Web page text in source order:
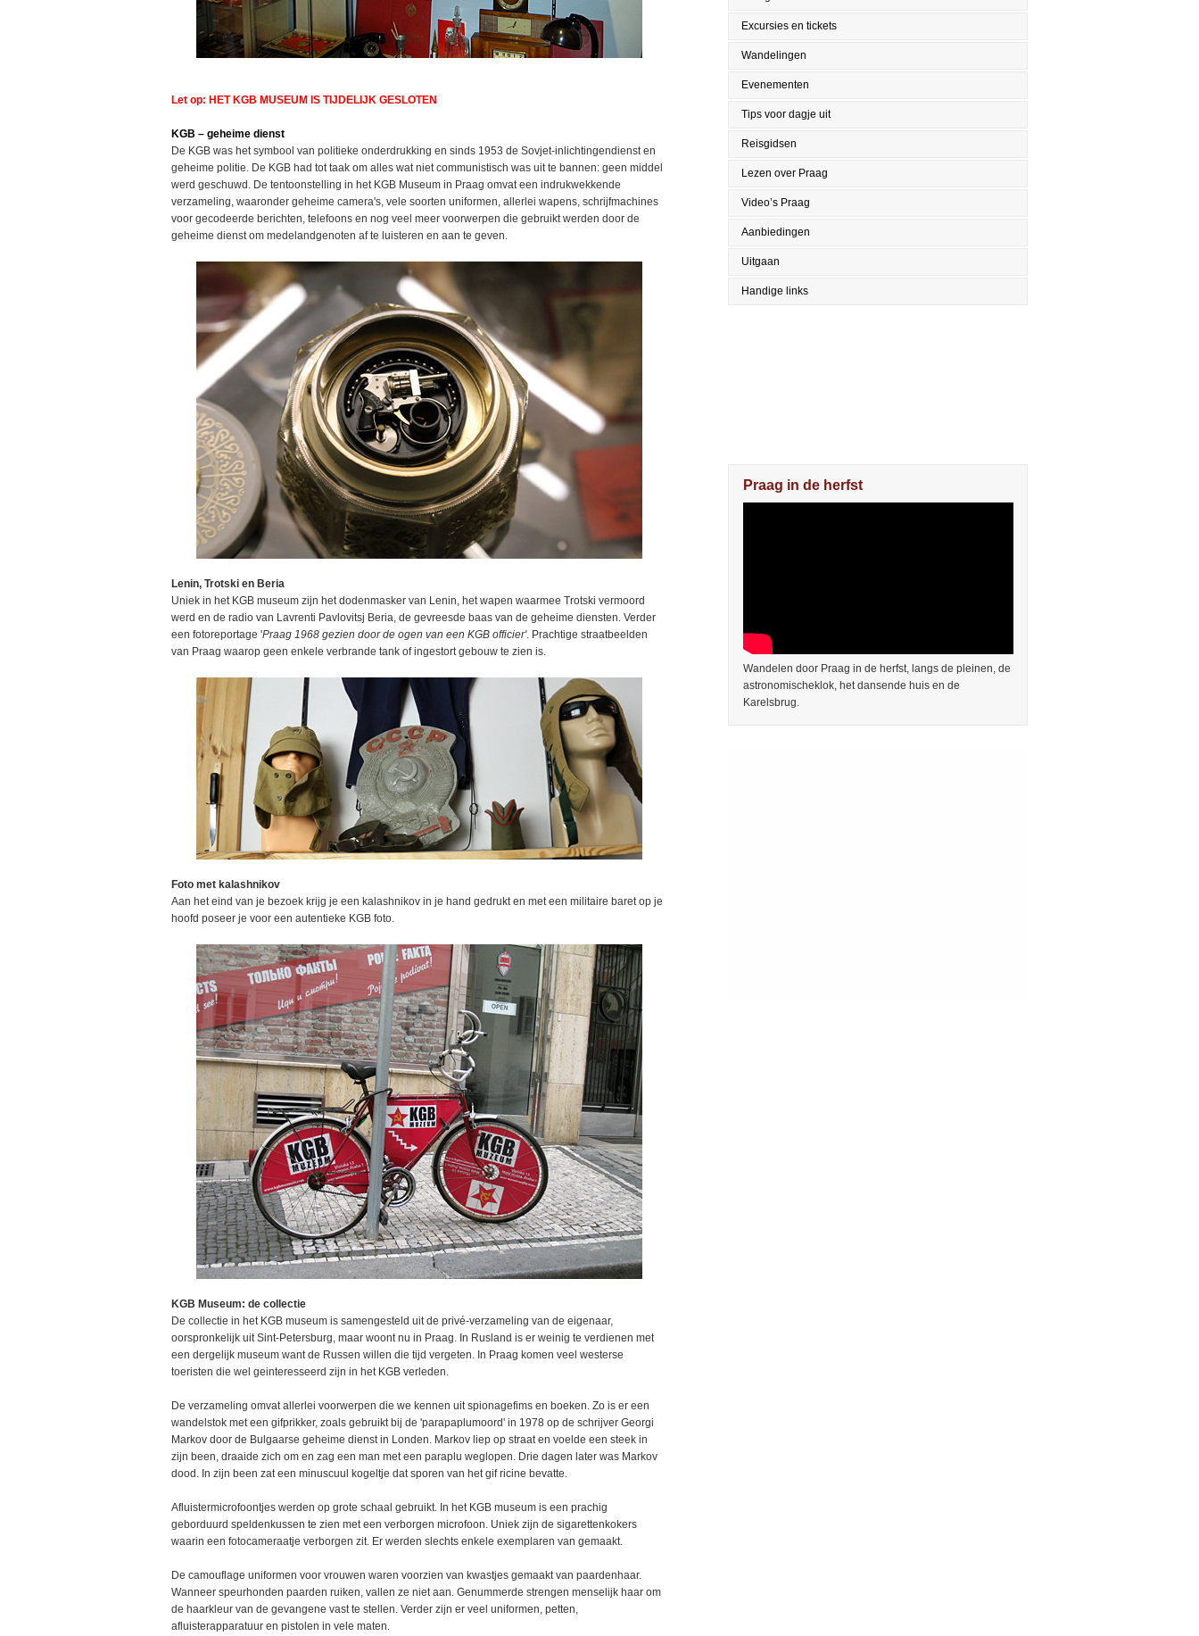
Let op: HET KGB MUSEUM IS TIJDELIJK GESLOTEN
KGB – geheime dienst
De KGB was het symbool van politieke onderdrukking en sinds 1953 de Sovjet-inlichtingendienst en
geheime politie. De KGB had tot taak om alles wat niet communistisch was uit te bannen: geen middel
werd geschuwd. De tentoonstelling in het KGB Museum in Praag omvat een indrukwekkende
verzameling, waaronder geheime camera's, vele soorten uniformen, allerlei wapens, schrijfmachines
voor gecodeerde berichten, telefoons en nog veel meer voorwerpen die gebruikt werden door de
geheime dienst om medelandgenoten af te luisteren en aan te geven.
Lenin, Trotski en Beria
Uniek in het KGB museum zijn het dodenmasker van Lenin, het wapen waarmee Trotski vermoord
werd en de radio van Lavrenti Pavlovitsj Beria, de gevreesde baas van de geheime diensten. Verder
een fotoreportage 'Praag 1968 gezien door de ogen van een KGB officier'. Prachtige straatbeelden
van Praag waarop geen enkele verbrande tank of ingestort gebouw te zien is.
Foto met kalashnikov
Aan het eind van je bezoek krijg je een kalashnikov in je hand gedrukt en met een militaire baret op je
hoofd poseer je voor een autentieke KGB foto.
KGB Museum: de collectie
De collectie in het KGB museum is samengesteld uit de privé-verzameling van de eigenaar,
oorspronkelijk uit Sint-Petersburg, maar woont nu in Praag. In Rusland is er weinig te verdienen met
een dergelijk museum want de Russen willen die tijd vergeten. In Praag komen veel westerse
toeristen die wel geinteresseerd zijn in het KGB verleden.
De verzameling omvat allerlei voorwerpen die we kennen uit spionagefims en boeken. Zo is er een
wandelstok met een gifprikker, zoals gebruikt bij de 'parapaplumoord' in 1978 op de schrijver Georgi
Markov door de Bulgaarse geheime dienst in Londen. Markov liep op straat en voelde een steek in
zijn been, draaide zich om en zag een man met een paraplu weglopen. Drie dagen later was Markov
dood. In zijn been zat een minuscuul kogeltje dat sporen van het gif ricine bevatte.
Afluistermicrofoontjes werden op grote schaal gebruikt. In het KGB museum is een prachig
geborduurd speldenkussen te zien met een verborgen microfoon. Uniek zijn de sigarettenkokers
waarin een fotocameraatje verborgen zit. Er werden slechts enkele exemplaren van gemaakt.
De camouflage uniformen voor vrouwen waren voorzien van kwastjes gemaakt van paardenhaar.
Wanneer speurhonden paarden ruiken, vallen ze niet aan. Genummerde strengen menselijk haar om
de haarkleur van de gevangene vast te stellen. Verder zijn er veel uniformen, petten,
afluisterapparatuur en pistolen in vele maten.
Excursies en tickets
Wandelingen
Evenementen
Tips voor dagje uit
Reisgidsen
Lezen over Praag
Video’s Praag
Aanbiedingen
Uitgaan
Handige links
Praag in de herfst
Wandelen door Praag in de herfst, langs de pleinen, de
astronomischeklok, het dansende huis en de
Karelsbrug.